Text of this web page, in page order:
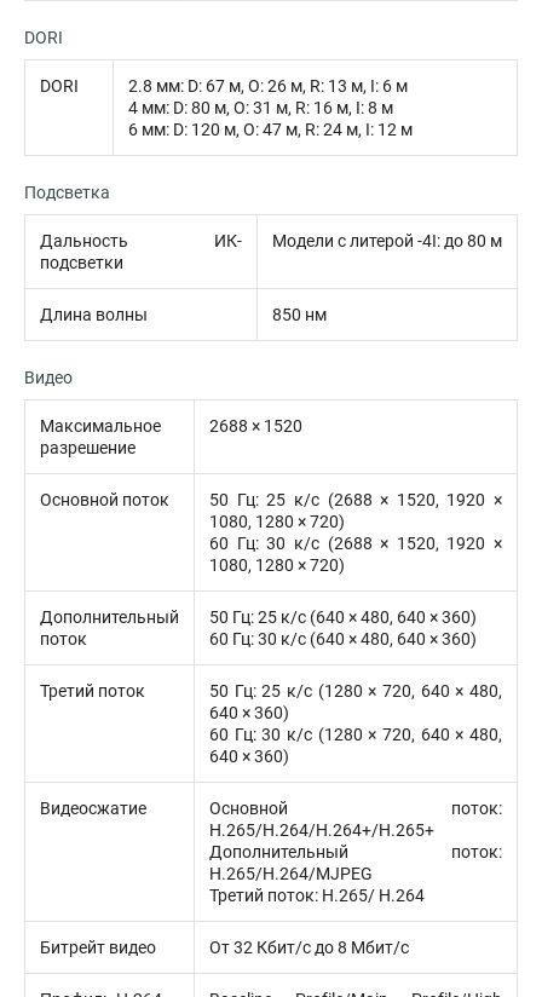
DORI
DORI
2.8 мм: D: 67 м, O: 26 м, R: 13 м, I: 6 м
4 мм: D: 80 м, O: 31 м, R: 16 м, I: 8 м
6 мм: D: 120 м, O: 47 м, R: 24 м, I: 12 м
Подсветка
Дальность ИК-
подсветки
Модели с литерой -4I: до 80 м
Длина волны 850 нм
Видео
Максимальное
разрешение
2688 × 1520
Основной поток
50 Гц: 25 к/с (2688 × 1520, 1920 ×
1080, 1280 × 720)
60 Гц: 30 к/с (2688 × 1520, 1920 ×
1080, 1280 × 720)
Дополнительный
поток
50 Гц: 25 к/с (640 × 480, 640 × 360)
60 Гц: 30 к/с (640 × 480, 640 × 360)
Третий поток
50 Гц: 25 к/с (1280 × 720, 640 × 480,
640 × 360)
60 Гц: 30 к/с (1280 × 720, 640 × 480,
640 × 360)
Видеосжатие
Основной поток:
H.265/H.264/H.264+/H.265+
Дополнительный поток:
H.265/H.264/MJPEG
Третий поток: H.265/ H.264
Битрейт видео От 32 Кбит/с до 8 Мбит/с